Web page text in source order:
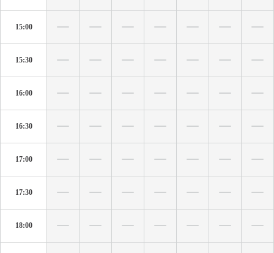
15:00
15:30
16:00
16:30
17:00
17:30
18:00